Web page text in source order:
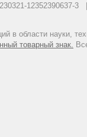
в области науки,
товарный знак.